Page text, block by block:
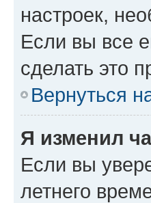
настроек,
Если вы все
сделать это
Вернуться
Я изменил
Если вы
летнего